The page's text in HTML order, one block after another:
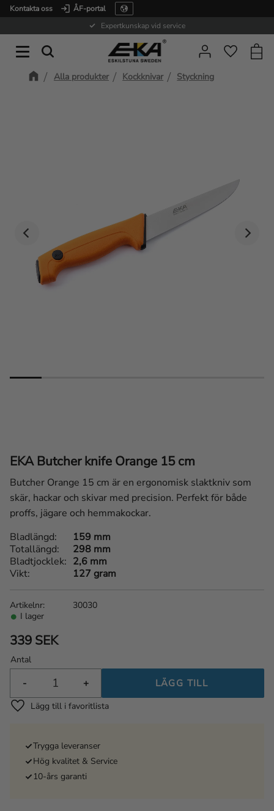
Kontakta oss
ÅF-portal
Expertkunskap vid service
Alla produkter Kockknivar Styckning
EKA Butcher knife Orange 15 cm
Butcher Orange 15 cm är en ergonomisk slaktkniv som
skär, hackar och skivar med precision. Perfekt för både
proffs, jägare och hemmakockar.
339 SEK
Antal
+
-
Lägg till i favoriter
I lager
Artikelnr 30030
Bladlängd
159 mm
Totallängd
298 mm
Bladtjocklek
2,6 mm
Vikt
127 gram
Trygga leveranser
Hög kvalitet & Service
10-års garanti